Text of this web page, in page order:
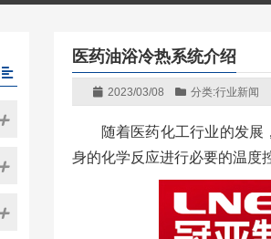
医药油浴冷热系统介绍
2023/03/08 分类:行业新闻
随着医药化工行业的发
身的化学反应进行必要的温度